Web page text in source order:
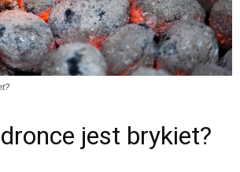
jest brykiet?